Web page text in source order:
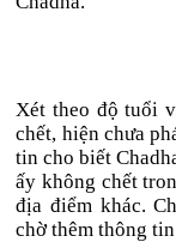
Xét theo độ tuổi
chết, hiện chưa
tin cho biết
ấy không chết
địa điểm khác.
chờ thêm thông